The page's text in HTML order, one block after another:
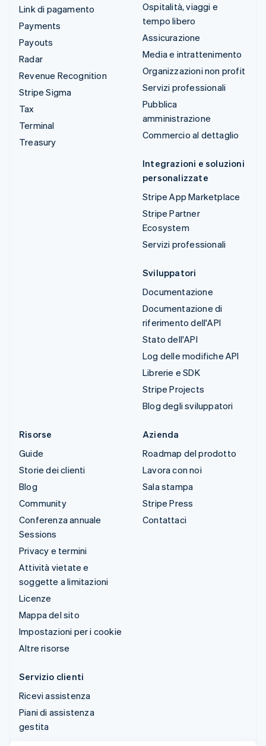
Link di pagamento
Payments
Payouts
Radar
Revenue Recognition
Stripe Sigma
Tax
Terminal
Treasury
Ospitalità, viaggi e
tempo libero
Assicurazione
Media e intrattenimento
Organizzazioni non profit
Servizi professionali
Pubblica
amministrazione
Commercio al dettaglio
Integrazioni e soluzioni
personalizzate
Stripe App Marketplace
Stripe Partner
Ecosystem
Servizi professionali
Sviluppatori
Documentazione
Documentazione di
riferimento dell'API
Stato dell'API
Log delle modifiche API
Librerie e SDK
Stripe Projects
Blog degli sviluppatori
Risorse
Guide
Storie dei clienti
Blog
Community
Conferenza annuale
Sessions
Privacy e termini
Attività vietate e
soggette a limitazioni
Licenze
Mappa del sito
Impostazioni per i cookie
Altre risorse
Azienda
Roadmap del prodotto
Lavora con noi
Sala stampa
Stripe Press
Contattaci
Servizio clienti
Ricevi assistenza
Piani di assistenza
gestita